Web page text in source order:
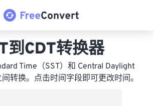
到CDT转换器
Time（SST）和 Central Daylight
转换。点击时间字段即可更改时间。